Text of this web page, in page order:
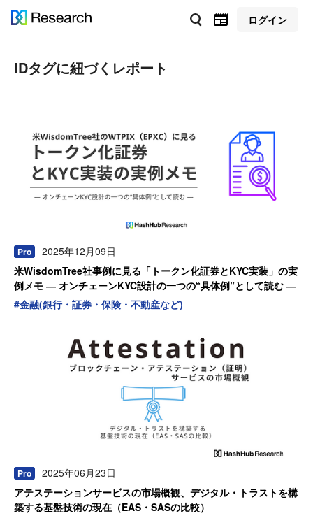
ログイン
IDタグに紐づくレポート
Pro
2025年12月09日
米WisdomTree社事例に見る「トークン化証券とKYC実装」の実
例メモ ― オンチェーンKYC設計の一つの“具体例”として読む ―
#金融(銀行・証券・保険・不動産など)
Pro
2025年06月23日
アテステーションサービスの市場概観、デジタル・トラストを構
築する基盤技術の現在（EAS・SASの比較）